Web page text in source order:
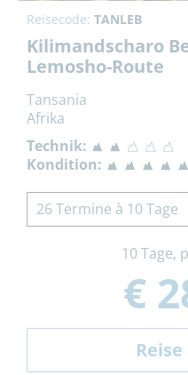
Reisecode: TANLEB
Kilimandscharo
Lemosho-Route
Tansania
Afrika
Technik:
Kondition:
26 Termine à 10 Tage
10 Tage,
€